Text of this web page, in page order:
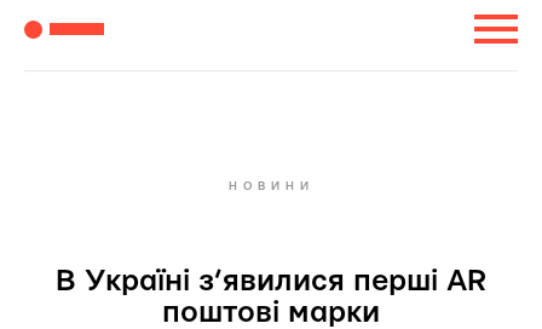
НОВИНИ
В Україні з’явилися перші AR
поштові марки